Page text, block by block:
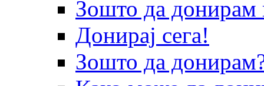
Зошто да
Донирај сега!
Зошто да